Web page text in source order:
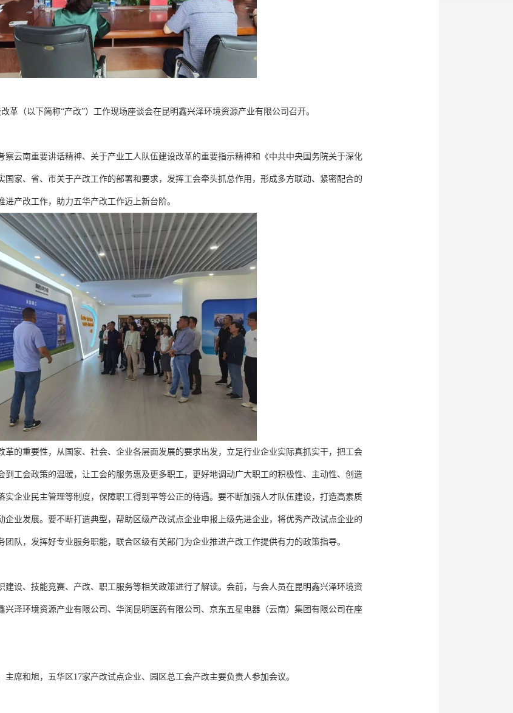
革（以下简称“产改”）工作现场座谈会在昆明鑫兴泽环境资源产业有限公司召开。
察云南重要讲话精神、关于产业工人队伍建设改革的重要指示精神和《中共中央国务院关于深化
国家、省、市关于产改工作的部署和要求，发挥工会牵头抓总作用，形成多方联动、紧密配合的
产改工作，助力五华产改工作迈上新台阶。
革的重要性，从国家、社会、企业各层面发展的要求出发，立足行业企业实际真抓实干，把工会
到工会政策的温暖，让工会的服务惠及更多职工，更好地调动广大职工的积极性、主动性、创造
实企业民主管理等制度，保障职工得到平等公正的待遇。要不断加强人才队伍建设，打造高素质
企业发展。要不断打造典型，帮助区级产改试点企业申报上级先进企业，将优秀产改试点企业的
队，发挥好专业服务职能，联合区级有关部门为企业推进产改工作提供有力的政策指导。
建设、技能竞赛、产改、职工服务等相关政策进行了解读。会前，与会人员在昆明鑫兴泽环境资
兴泽环境资源产业有限公司、华润昆明医药有限公司、京东五星电器（云南）集团有限公司在座
席和旭，五华区17家产改试点企业、园区总工会产改主要负责人参加会议。